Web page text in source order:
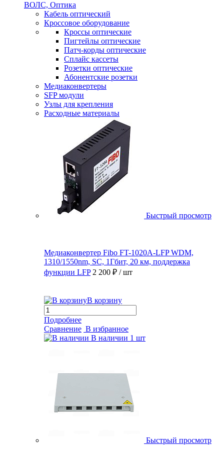
ВОЛС, Оптика
Кабель оптический
Кроссовое оборудование
Кроссы оптические
Пигтейлы оптические
Патч-корды оптические
Сплайс кассеты
Розетки оптические
Абонентские розетки
Медиаконвертеры
SFP модули
Узлы для крепления
Расходные материалы
Быстрый просмотр
Медиаконвертер Fibo FT-1020A-LFP WDM,
1310/1550nm, SC, 1Гбит, 20 км, поддержка
функции LFP 2 200 ₽ / шт
В корзину
Подробнее
Сравнение В избранное
В наличии 1 шт
Быстрый просмотр